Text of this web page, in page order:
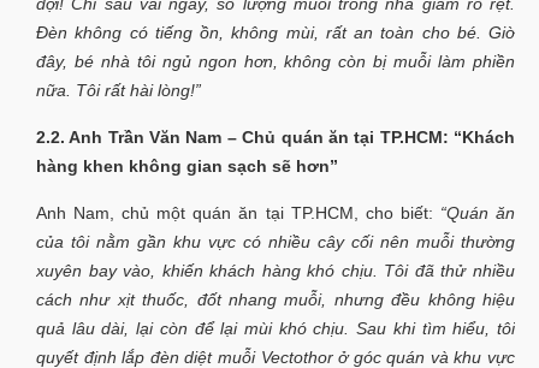
Đèn không có tiếng ồn, không mùi, rất an toàn cho bé. Giờ
đây, bé nhà tôi ngủ ngon hơn, không còn bị muỗi làm phiền
nữa. Tôi rất hài lòng!”
2.2. Anh Trần Văn Nam – Chủ quán ăn tại TP.HCM: “Khách
hàng khen không gian sạch sẽ hơn”
Anh Nam, chủ một quán ăn tại TP.HCM, cho biết: “Quán ăn
của tôi nằm gần khu vực có nhiều cây cối nên muỗi thường
xuyên bay vào, khiến khách hàng khó chịu. Tôi đã thử nhiều
cách như xịt thuốc, đốt nhang muỗi, nhưng đều không hiệu
quả lâu dài, lại còn để lại mùi khó chịu. Sau khi tìm hiểu, tôi
quyết định lắp đèn diệt muỗi Vectothor ở góc quán và khu vực